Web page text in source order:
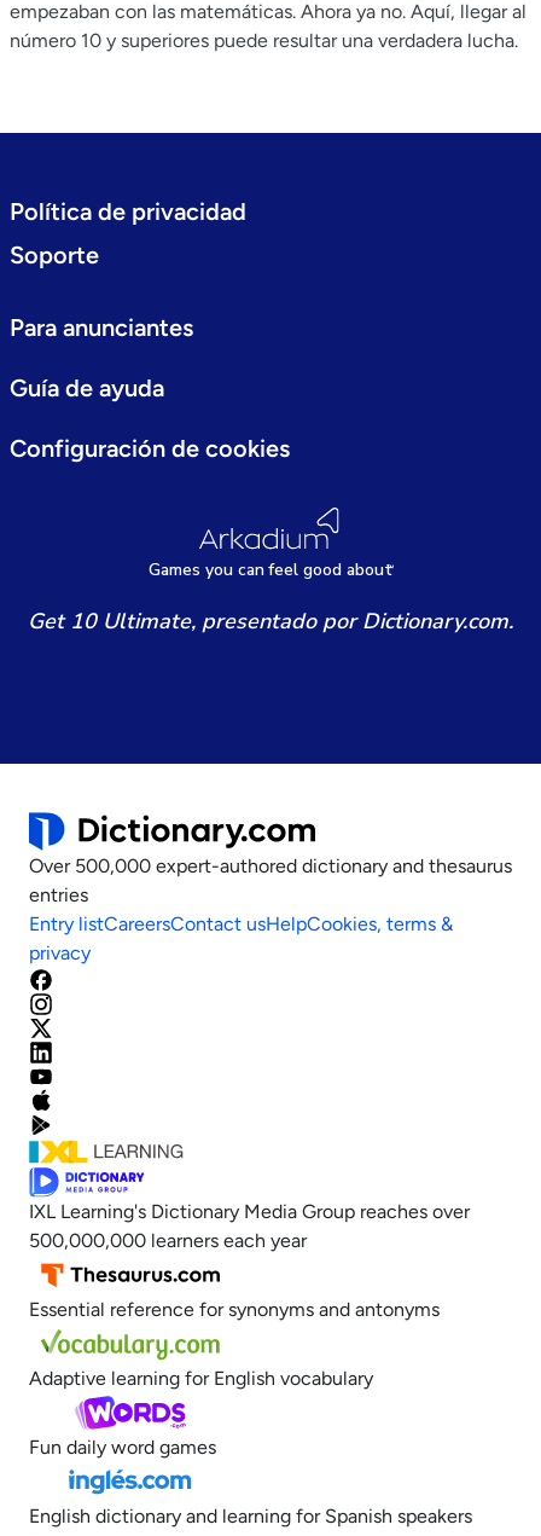
empezaban con las matemáticas. Ahora ya no. Aquí, llegar al
número 10 y superiores puede resultar una verdadera lucha.
Games you canfeel good about
Política de privacidad
Soporte
Para anunciantes
Guía de ayuda
Configuración de cookies
Get 10 Ultimate, presentado por Dictionary.com.
Over 500,000 expert-authored dictionary and thesaurus
entries
Entry listCareersContact usHelpCookies, terms &
privacy
IXL Learning's Dictionary Media Group reaches over
500,000,000 learners each year
Essential reference for synonyms and antonyms
Adaptive learning for English vocabulary
Fun daily word games
English dictionary and learning for Spanish speakers